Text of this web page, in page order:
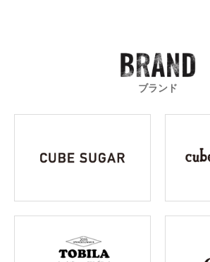
ブランド